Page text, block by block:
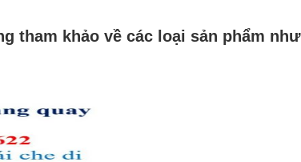
tham khảo về các loại sản phẩm như